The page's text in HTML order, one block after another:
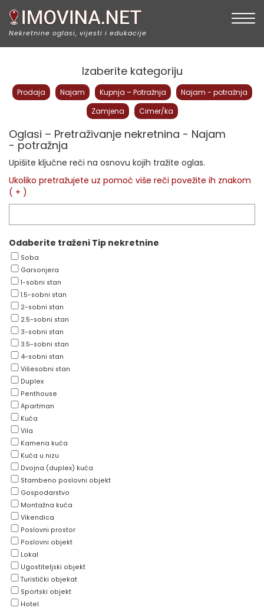
Nekretnine oglasi, vijesti i edukacije
Izaberite kategoriju
Prodaja Najam Kupnja – Potražnja
Najam - potražnja
Zamjena
Cimer/ka
Oglasi – Pretraživanje nekretnina - Najam
- potražnja
Upišite ključne reči na osnovu kojih tražite oglas.
Ukoliko pretražujete uz pomoć više reči povežite ih znakom
( + )
Odaberite traženi Tip nekretnine
Soba
Garsonjera
1-sobni stan
1.5-sobni stan
2-sobni stan
2.5-sobni stan
3-sobni stan
3.5-sobni stan
4-sobni stan
Višesobni stan
Duplex
Penthouse
Apartman
Kuća
Vila
Kamena kuća
Kuća u nizu
Dvojna (duplex) kuća
Stambeno poslovni objekt
Gospodarstvo
Montažna kuća
Vikendica
Poslovni prostor
Poslovni objekt
Lokal
Ugostiteljski objekt
Turistički objekat
Sportski objekt
Hotel